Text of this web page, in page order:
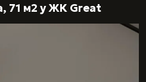
71 м2 у ЖК Great